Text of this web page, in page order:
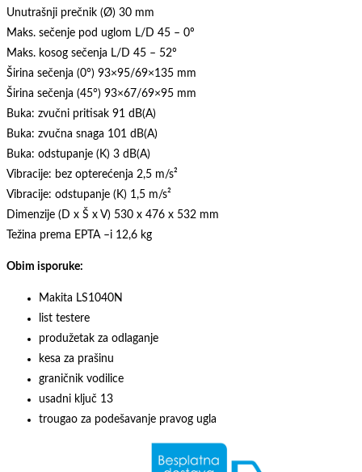
Unutrašnji prečnik (Ø) 30 mm
Maks. sečenje pod uglom L/D 45 – 0º
Maks. kosog sečenja L/D 45 – 52º
Širina sečenja (0°) 93×95/69×135 mm
Širina sečenja (45°) 93×67/69×95 mm
Buka: zvučni pritisak 91 dB(A)
Buka: zvučna snaga 101 dB(A)
Buka: odstupanje (K) 3 dB(A)
Vibracije: bez opterećenja 2,5 m/s²
Vibracije: odstupanje (K) 1,5 m/s²
Dimenzije (D x Š x V) 530 x 476 x 532 mm
Težina prema EPTA –i 12,6 kg
Obim isporuke:
Makita LS1040N
list testere
produžetak za odlaganje
kesa za prašinu
graničnik vodilice
usadni ključ 13
trougao za podešavanje pravog ugla